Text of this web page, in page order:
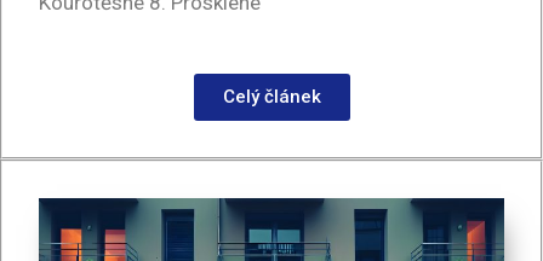
Celý článek